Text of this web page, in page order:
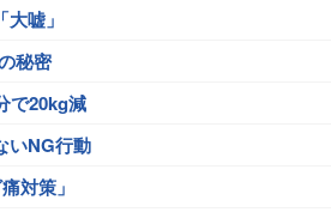
嘘」
秘密
で20kg減
いNG行動
対策」